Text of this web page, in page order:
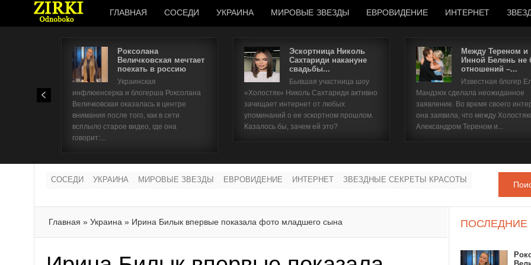
ГЛАВНАЯ СОСЕДИ УКРАИНА МИРОВЫЕ ЗВЕЗДЫ ЕВРОВИДЕНИЕ ИНТЕРНЕТ
Роксолана
Величковская мечтает
поехать в россию
Украинская
инфлюенсерка и блогерша Роксолана
Величковская оказалась в центре
внимания после того, как в сети
всплыло старое видео, где она
говорит:...
Эскортница Николь
Сахтариди накануне
свадьбы...
Бывшая участница шоу
«Холостяк» Николь Сахтариди активно
зачищает интернет от любых
упоминаний о ее эскортном прошлом.
Казалось бы, зачем ей это?
Между Тереном и
Инной Белень не
отношений –...
Известная блогер
Мандзюк сделала неожиданное
заявление. Во время своего
она заявила, что между
Александром Тереном и...
СОСЕДИ УКРАИНА МИРОВЫЕ ЗВЕЗДЫ ЕВРОВИДЕНИЕ ИНТЕРНЕТ ЗВЕЗДНЫЕ СЕКРЕТЫ КРАСОТЫ
Главная » Украина » Ирина Билык впервые показала фото младшего сына ПОСЛЕДНИЕ
Имя пользователя
Забыли имя пользователя?